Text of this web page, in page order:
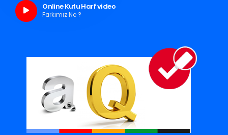
Online Kutu Harf video
Farkımız Ne ?